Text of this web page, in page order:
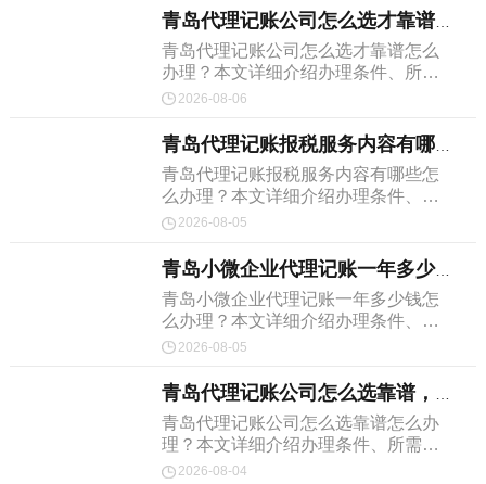
青岛代理记账公司怎么选才靠谱怎么
办理？本文详细介绍办理条件、所需
材料和完整流程。
2026-08-06
青岛代理记账报税服务内容有哪些，20...
青岛代理记账报税服务内容有哪些怎
么办理？本文详细介绍办理条件、所
需材料和完整流程。
2026-08-05
青岛小微企业代理记账一年多少钱，建议...
青岛小微企业代理记账一年多少钱怎
么办理？本文详细介绍办理条件、所
需材料和完整流程。
2026-08-05
青岛代理记账公司怎么选靠谱，2026...
青岛代理记账公司怎么选靠谱怎么办
理？本文详细介绍办理条件、所需材
料和完整流程。
2026-08-04